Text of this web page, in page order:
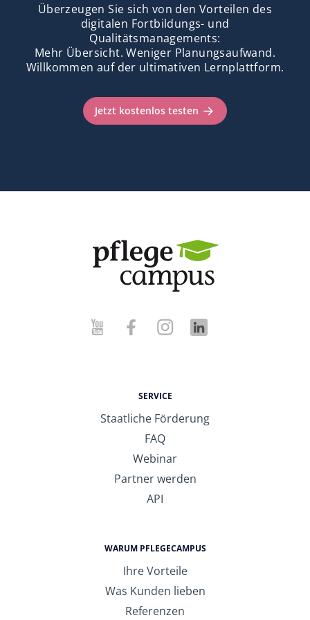
Überzeugen Sie sich von den Vorteilen des
digitalen Fortbildungs- und
Qualitätsmanagements:
Mehr Übersicht. Weniger Planungsaufwand.
Willkommen auf der ultimativen Lernplattform.
Jetzt kostenlos testen
SERVICE
Staatliche Förderung
FAQ
Webinar
Partner werden
API
WARUM PFLEGECAMPUS
Ihre Vorteile
Was Kunden lieben
Referenzen